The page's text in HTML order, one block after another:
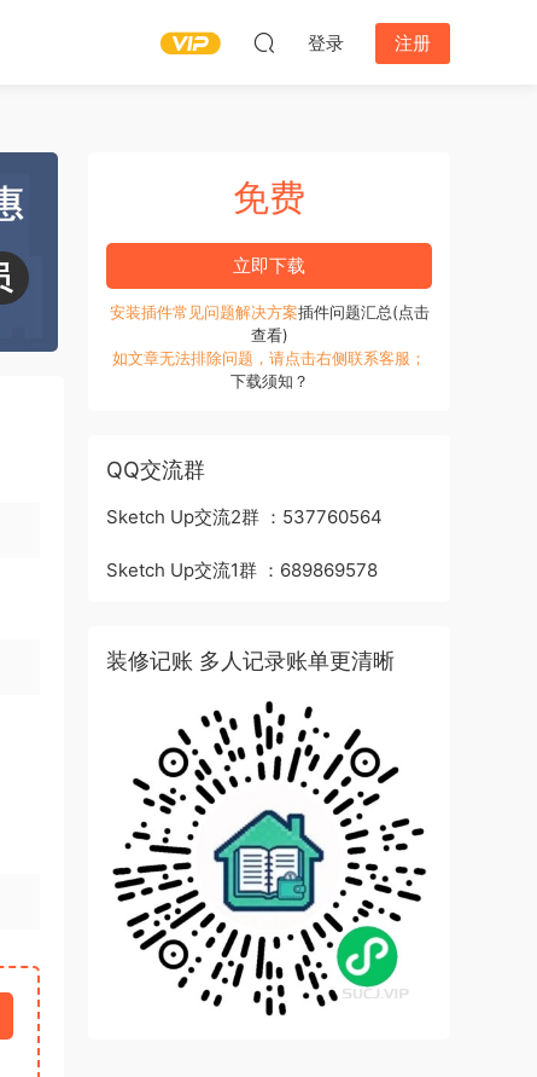
登录 注册
免费
立即下载
安装插件常见问题解决方案插件问题汇总(点击
查看)
如文章无法排除问题，请点击右侧联系客服；
下载须知？
QQ交流群
Sketch Up交流2群 ：537760564
Sketch Up交流1群 ：689869578
装修记账 多人记录账单更清晰